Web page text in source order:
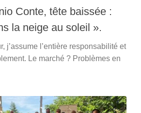
Conte, tête baissée :
la neige au soleil ».
j’assume l’entière responsabilité et
Le marché ? Problèmes en